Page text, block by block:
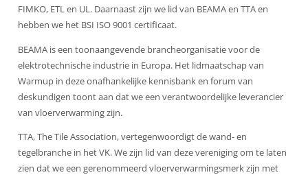
FIMKO, ETL en UL. Daarnaast zijn we lid van BEAMA en TTA en
hebben we het BSI ISO 9001 certificaat.
BEAMA is een toonaangevende brancheorganisatie voor de
elektrotechnische industrie in Europa. Het lidmaatschap van
Warmup in deze onafhankelijke kennisbank en forum van
deskundigen toont aan dat we een verantwoordelijke leverancier
van vloerverwarming zijn.
TTA, The Tile Association, vertegenwoordigt de wand- en
tegelbranche in het VK. We zijn lid van deze vereniging om te laten
zien dat we een gerenommeerd vloerverwarmingsmerk zijn met